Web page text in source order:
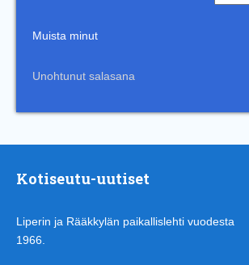
Muista minut
Unohtunut salasana
Kotiseutu-uutiset
Liperin ja Rääkkylän paikallislehti vuodesta
1966.